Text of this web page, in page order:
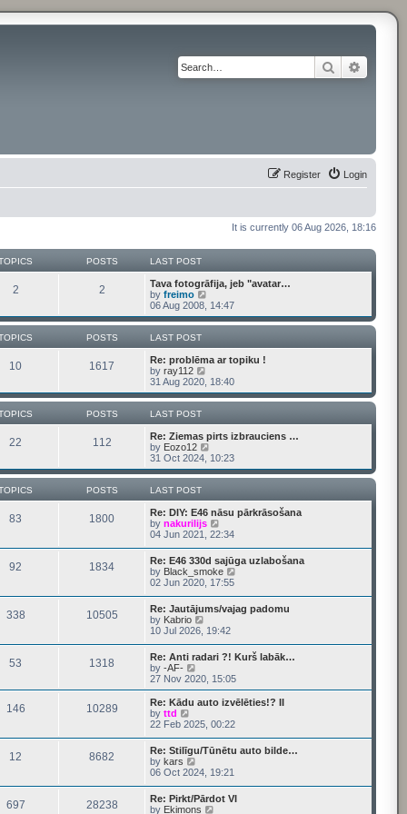
Search
Login
Register
It is currently 06 Aug 2026, 18:16
POSTS LAST POST
2 2
Tava fotogrāfija, jeb "avatar…
byfreimo
e
w
h
e
a
t
e
t
p
o
s
t
06 Aug 2008, 14:47
POSTS LAST POST
10 1617
Re: problēma ar topiku !
byray112
e
w
h
e
l
a
t
e
t
p
o
s
31 Aug 2020, 18:40
POSTS LAST POST
22 112
Re: Ziemas pirts izbrauciens …
by Eozo12
i
e
w
h
e
l
a
s
t
p
o
s
31 Oct 2024, 10:23
POSTS LAST POST
83 1800
Re: DIY: E46 nāsu pārkrāsošana
bynakurilijs
i
w
t
h
e
l
a
e
s
t
p
o
s
t
04 Jun 2021, 22:34
92 1834
Re: E46 330d sajūga uzlabošana
by Black_smoke
t
l
a
s
t
02 Jun 2020, 17:55
338 10505
Re: Jautājums/vajag padomu
by Kabrio
i
w
t
e
a
e
s
t
o
10 Jul 2026, 19:42
53 1318
Re: Anti radari ?! Kurš labāk…
by-AF-
i
e
w
h
a
e
s
t
p
27 Nov 2020, 15:05
146 10289
Re: Kādu auto izvēlēties!? II
byttd
i
t
h
e
l
a
t
22 Feb 2025, 00:22
12 8682
Re: Stilīgu/Tūnētu auto bilde…
bykars
i
w
t
06 Oct 2024, 19:21
697 28238
Re: Pirkt/Pārdot VI
by Ekimons